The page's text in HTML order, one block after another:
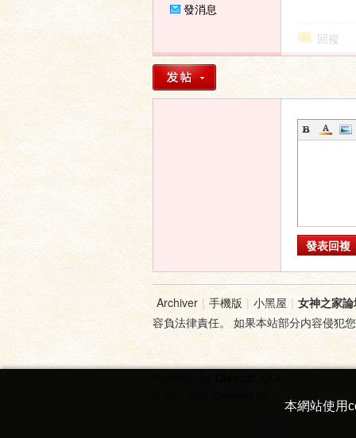
發消息
回複
發表回複
本網站使用
Archiver | 手機版 | 小黑屋 | 女神之家
容負法律責任。 如果本站部分内容侵犯